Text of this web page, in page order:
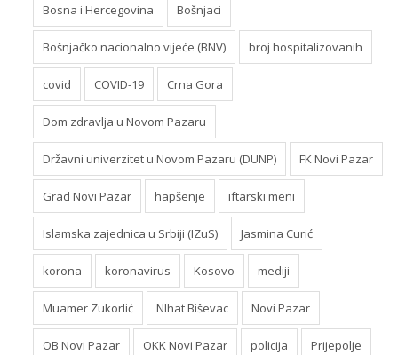
Bosna i Hercegovina Bošnjaci
Bošnjačko nacionalno vijeće (BNV) broj hospitalizovanih
covid COVID-19 Crna Gora
Dom zdravlja u Novom Pazaru
Državni univerzitet u Novom Pazaru (DUNP) FK Novi Pazar
Grad Novi Pazar hapšenje iftarski meni
Islamska zajednica u Srbiji (IZuS) Jasmina Curić
korona koronavirus Kosovo mediji
Muamer Zukorlić NIhat Biševac Novi Pazar
OB Novi Pazar OKK Novi Pazar policija Prijepolje